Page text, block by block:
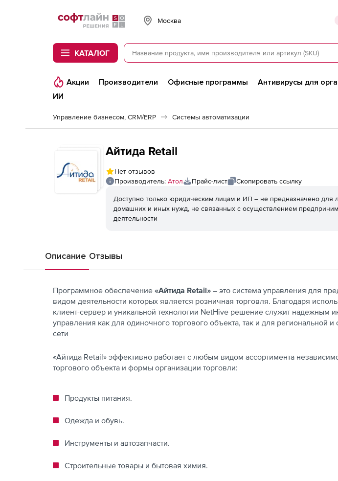
Softline
Москва
КАТАЛОГ
Акции Производители Офисные программы Антивирусы для
ИИ
Управление бизнесом, CRM/ERP Системы автоматизации
Айтида Retail
Нет отзывов
Производитель: Атол Прайс-лист Скопировать ссылку
Доступно только юридическим лицам и ИП – не предназначено для
домашних и иных нужд, не связанных с осуществлением
деятельности
Описание Отзывы
Программное обеспечение «Айтида Retail» – это система управления для
видом деятельности которых является розничная торговля. Благодаря
клиент-сервер и уникальной технологии NetHive решение служит надежным
управления как для одиночного торгового объекта, так и для региональной
сети
«Айтида Retail» эффективно работает с любым видом ассортимента
торгового объекта и формы организации торговли:
Продукты питания.
Одежда и обувь.
Инструменты и автозапчасти.
Строительные товары и бытовая химия.